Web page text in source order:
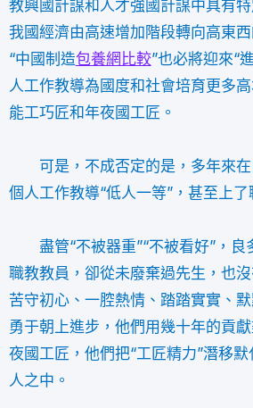
教興國計謀和人才強國計謀中具有
我國經濟由高速增加階段轉向高東西
“中國制造包養網比較”也必將迎來“
人工作教導為國度和社會培育更多
能工巧匠和年夜國工匠。
可是，不成否定的是，多年來
個人工作教導“低人一等”，甚至上了
盡管“不被器重”“不被看好”，
職教教員，卻從未廢棄過先生，也
苦守初心、一腔熱情、踏踏實實、
勇于朝上進步，他們用幾十年的貢
夜國工匠，他們把“工匠精力”潛移默
人之中。